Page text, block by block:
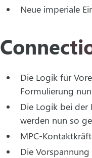
Neue imperiale
Die Logik für
Formulierung
Die Logik bei der
werden nun so
MPC-
Die